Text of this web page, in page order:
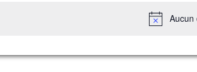
Notice Aucun